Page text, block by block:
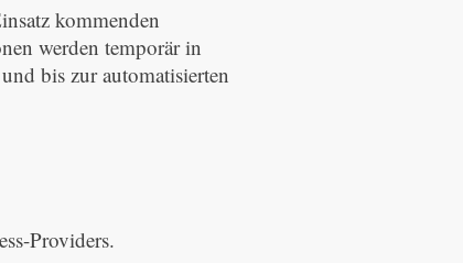
kommenden
werden temporär in
bis zur automatisierten
Providers.